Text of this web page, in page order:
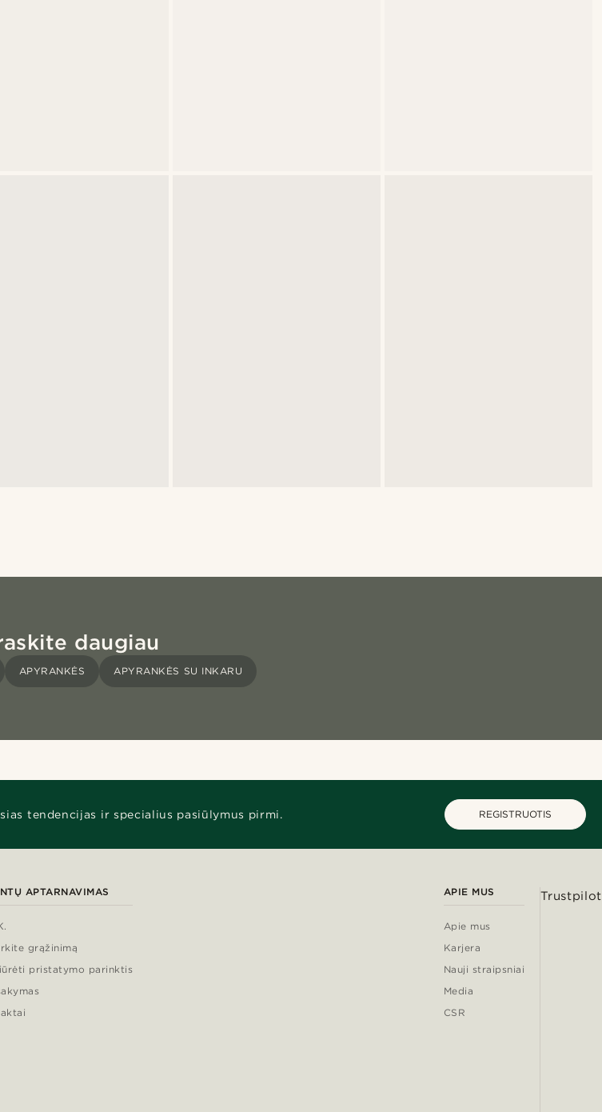
daugiau
APYRANKĖS APYRANKĖS SU INKARU
tendencijas ir specialius pasiūlymus pirmi. REGISTRUOTIS
APTARNAVIMAS
grąžinimą
pristatymo parinktis
APIE MUS
Apie mus
Karjera
Nauji straipsniai
Media
CSR
Trustpilot